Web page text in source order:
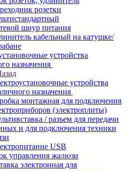
розетки
шнур питания
кабельный на катушке/
устройства
назначения
устройства
назначения
монтажная для подключения
(электроплиты)
/ разъем для передачи
и для подключения техники
USB
управления жалюзи
электронная для